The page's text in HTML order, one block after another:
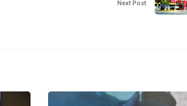
Next Post